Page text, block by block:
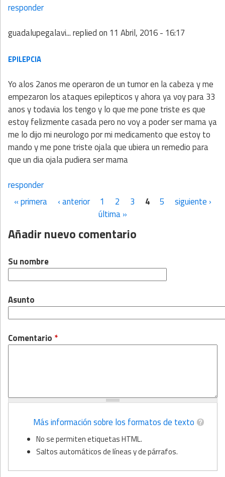
responder
guadalupegalavi...replied on 11 Abril, 2016 - 16:17
EPILEPCIA
Yo alos 2anos me operaron de un tumor en la cabeza y me
empezaron los ataques epilepticos y ahora ya voy para 33
anos y todavia los tengo y lo que me pone triste es que
estoy felizmente casada pero no voy a poder ser mama ya
me lo dijo mi neurologo por mi medicamento que estoy to
mando y me pone triste ojala que ubiera un remedio para
que un dia ojala pudiera ser mama
responder
Páginas
« primera ‹ anterior 1 2 3 4 5
siguiente ›
última »
Añadir nuevo comentario
Su nombre
Asunto
Comentario *
Más información sobre los formatos de texto
No se permiten etiquetas HTML.
Saltos automáticos de líneas y de párrafos.